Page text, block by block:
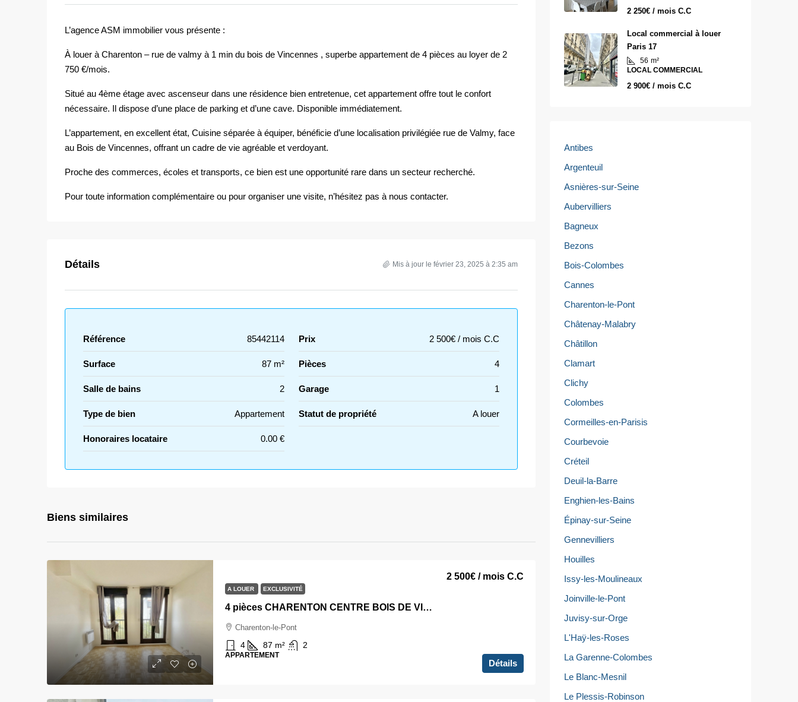
L’agence ASM immobilier vous présente :
À louer à Charenton – rue de valmy à 1 min du bois de Vincennes , superbe appartement de 4 pièces au loyer de 2
750 €/mois.
Situé au 4ème étage avec ascenseur dans une résidence bien entretenue, cet appartement offre tout le confort
nécessaire. Il dispose d’une place de parking et d’une cave. Disponible immédiatement.
L’appartement, en excellent état, Cuisine séparée à équiper, bénéficie d’une localisation privilégiée rue de Valmy, face
au Bois de Vincennes, offrant un cadre de vie agréable et verdoyant.
Proche des commerces, écoles et transports, ce bien est une opportunité rare dans un secteur recherché.
Pour toute information complémentaire ou pour organiser une visite, n’hésitez pas à nous contacter.
Détails Mis à jour le février 23, 2025 à 2:35 am
Référence 85442114 Prix 2 500€ / mois C.C
Surface 87 m² Pièces 4
Salle de bains 2 Garage 1
Type de bien Appartement Statut de propriété A louer
Honoraires locataire 0.00 €
Biens similaires
A LOUER EXCLUSIVITÉ
4 pièces CHARENTON CENTRE BOIS DE VINCENNES
2 500€ / mois C.C
Charenton-le-Pont
4 87 m² 2
APPARTEMENT
Détails
2 250€ / mois C.C
Local commercial à louer
Paris 17
56 m²
LOCAL COMMERCIAL
2 900€ / mois C.C
Antibes
Argenteuil
Asnières-sur-Seine
Aubervilliers
Bagneux
Bezons
Bois-Colombes
Cannes
Charenton-le-Pont
Châtenay-Malabry
Châtillon
Clamart
Clichy
Colombes
Cormeilles-en-Parisis
Courbevoie
Créteil
Deuil-la-Barre
Enghien-les-Bains
Épinay-sur-Seine
Gennevilliers
Houilles
Issy-les-Moulineaux
Joinville-le-Pont
Juvisy-sur-Orge
L'Haÿ-les-Roses
La Garenne-Colombes
Le Blanc-Mesnil
Le Plessis-Robinson